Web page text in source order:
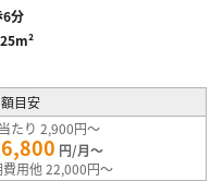
6分
25m²
目安
たり 2,900円～
円/月～
費用他 22,000円～